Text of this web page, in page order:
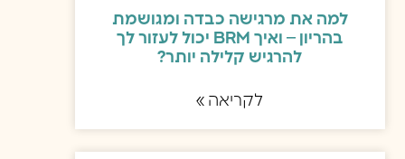
למה את מרגישה כבדה ומגושמת
בהריון – ואיך BRM יכול לעזור לך
להרגיש קלילה יותר?
לקריאה »